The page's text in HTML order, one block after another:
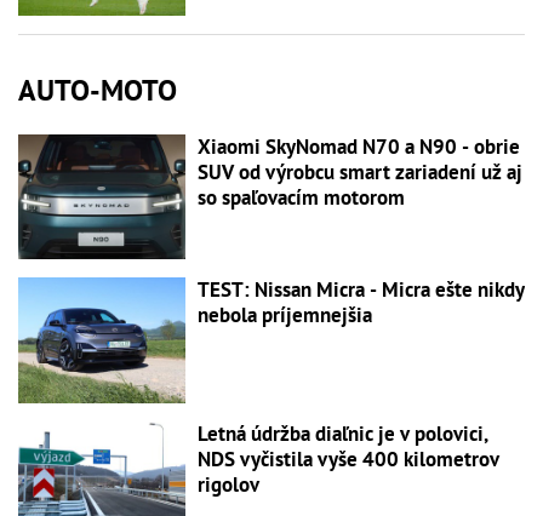
AUTO-MOTO
Xiaomi SkyNomad N70 a N90 - obrie
SUV od výrobcu smart zariadení už aj
so spaľovacím motorom
TEST: Nissan Micra - Micra ešte nikdy
nebola príjemnejšia
Letná údržba diaľnic je v polovici,
NDS vyčistila vyše 400 kilometrov
rigolov